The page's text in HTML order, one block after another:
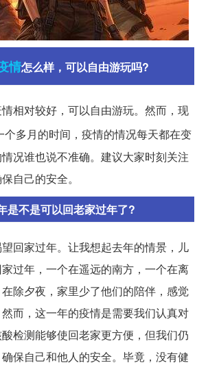
情怎么样，可以自由游玩吗?
相对较好，可以自由游玩。然而，现
个多月的时间，疫情的情况每天都在变
况谁也说不准确。建议大家时刻关注
自己的安全。
是不是可以回老家过年了?
回家过年。让我想起去年的情景，儿
过年，一个在遥远的南方，一个在离
除夕夜，家里少了他们的陪伴，感觉
而，这一年的疫情是需要我们认真对
检测能够使回老家更方便，但我们仍
保自己和他人的安全。毕竟，没有健